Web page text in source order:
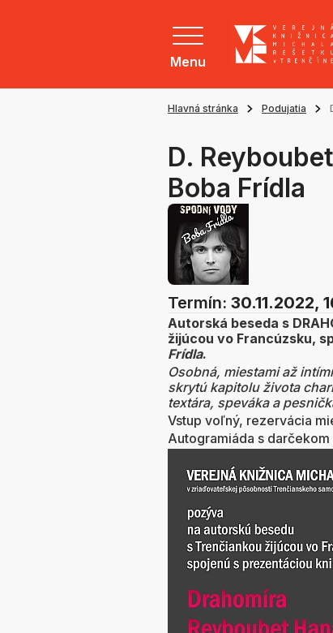
Menu
Hlavná stránka Podujatia
D.
Boba Frídla
Termín: 30.11.2022,
Autorská beseda s
žijúcou vo Francúzsku,
Frídla.
Osobná, miestami až
skrytú kapitolu života
textára, speváka a
Vstup voľný, rezervácia
Autogramiáda s